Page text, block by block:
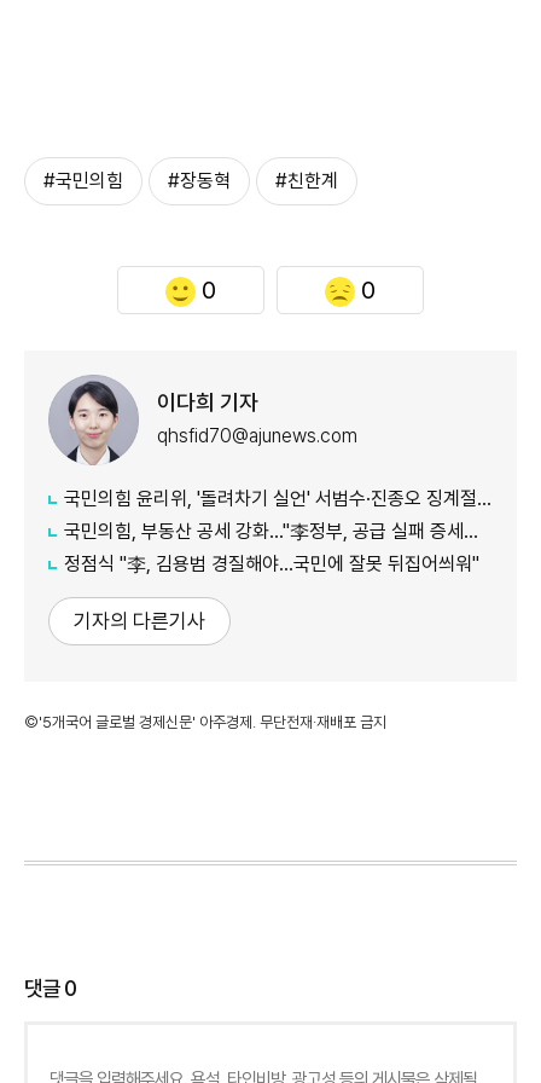
#국민의힘 #장동혁 #친한계
0 0
이다희 기자
qhsfid70@ajunews.com
국민의힘 윤리위, '돌려차기 실언' 서범수·진종오 징계절차 개시
국민의힘, 부동산 공세 강화..."李정부, 공급 실패 증세로 덮으려 해"
정점식 "李, 김용범 경질해야...국민에 잘못 뒤집어씌워"
기자의 다른기사
©'5개국어 글로벌 경제신문' 아주경제. 무단전재·재배포 금지
댓글0